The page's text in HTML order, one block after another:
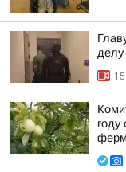
делу
году